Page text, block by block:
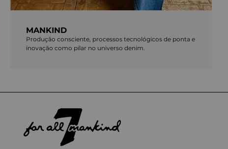
MANKIND
Produção consciente, processos tecnológicos de ponta e
inovação como pilar no universo denim.